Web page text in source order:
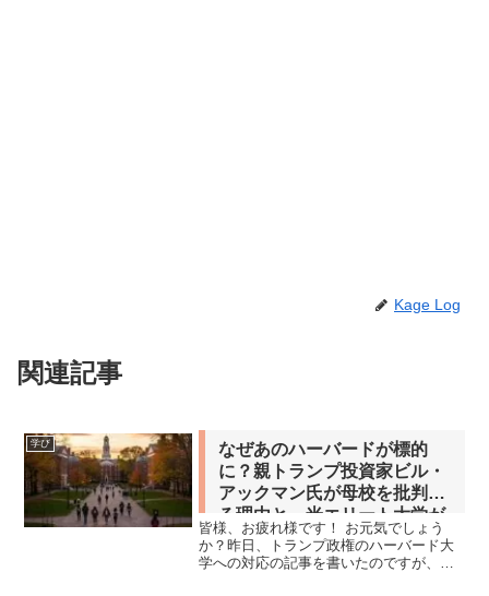
Kage Log
関連記事
学び
なぜあのハーバードが標的
に？親トランプ投資家ビル・
アックマン氏が母校を批判す
る理由と、米エリート大学が
直面する問題
皆様、お疲れ様です！ お元気でしょう
か？昨日、トランプ政権のハーバード大
学への対応の記事を書いたのですが、今